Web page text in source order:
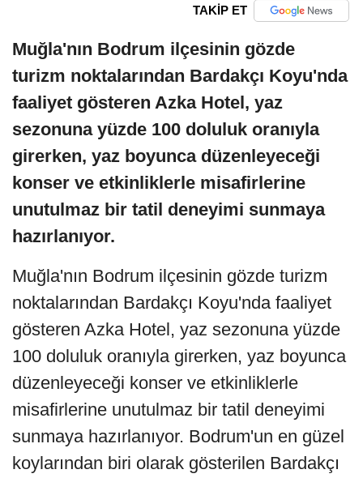
TAKİP ET
Muğla'nın Bodrum ilçesinin gözde
turizm noktalarından Bardakçı Koyu'nda
faaliyet gösteren Azka Hotel, yaz
sezonuna yüzde 100 doluluk oranıyla
girerken, yaz boyunca düzenleyeceği
konser ve etkinliklerle misafirlerine
unutulmaz bir tatil deneyimi sunmaya
hazırlanıyor.
Muğla'nın Bodrum ilçesinin gözde turizm
noktalarından Bardakçı Koyu'nda faaliyet
gösteren Azka Hotel, yaz sezonuna yüzde
100 doluluk oranıyla girerken, yaz boyunca
düzenleyeceği konser ve etkinliklerle
misafirlerine unutulmaz bir tatil deneyimi
sunmaya hazırlanıyor. Bodrum'un en güzel
koylarından biri olarak gösterilen Bardakçı